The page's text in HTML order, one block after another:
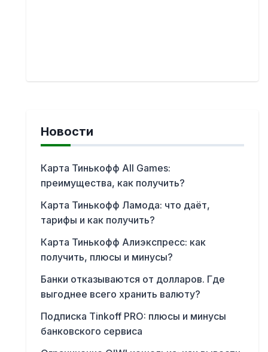
Новости
Карта Тинькофф All Games:
преимущества, как получить?
Карта Тинькофф Ламода: что даёт,
тарифы и как получить?
Карта Тинькофф Алиэкспресс: как
получить, плюсы и минусы?
Банки отказываются от долларов. Где
выгоднее всего хранить валюту?
Подписка Tinkoff PRO: плюсы и минусы
банковского сервиса